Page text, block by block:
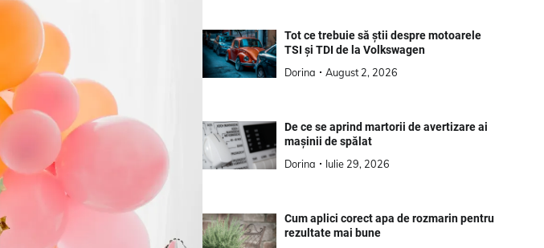
Tot ce trebuie să știi despre motoarele
TSI și TDI de la Volkswagen
Dorina
August 2, 2026
De ce se aprind martorii de avertizare ai
mașinii de spălat
Dorina
Iulie 29, 2026
Cum aplici corect apa de rozmarin pentru
rezultate mai bune